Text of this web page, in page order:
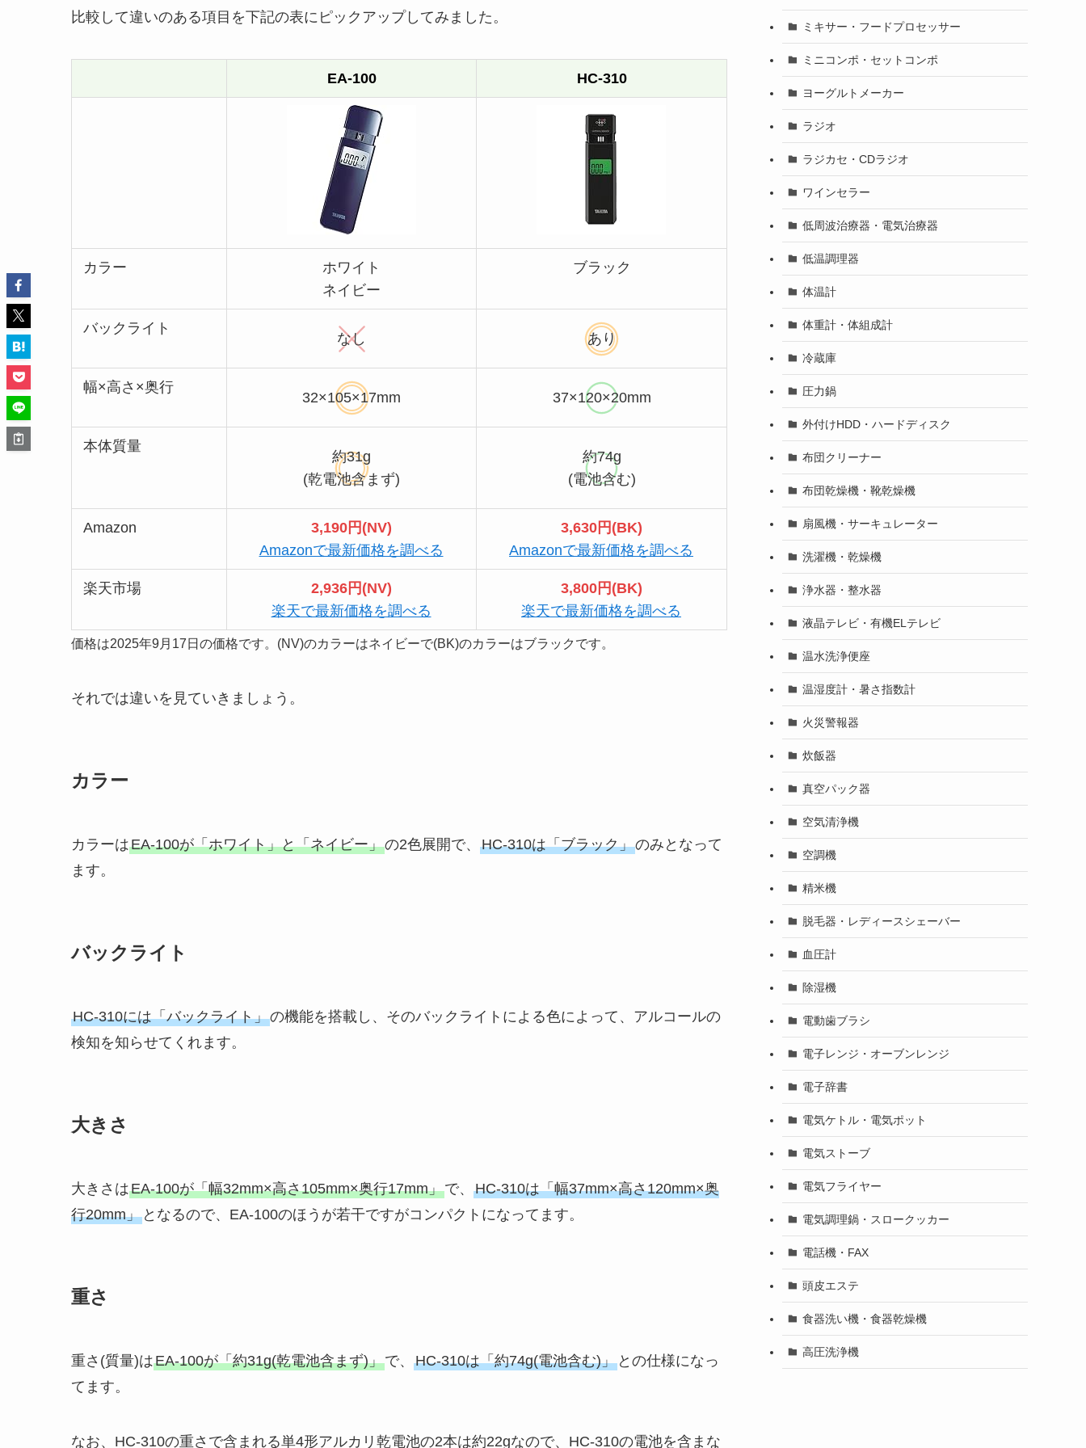
比較して違いのある項目を下記の表にピックアップしてみました。
EA-100 HC-310
カラー
ホワイト
ネイビー
ブラック
バックライト
なし あり
幅×高さ×奥行
32×105×17mm 37×120×20mm
本体質量
約31g
(乾電池含まず)
約74g
(電池含む)
Amazon
3,190円(NV)
Amazonで最新価格を調べる
3,630円(BK)
Amazonで最新価格を調べる
楽天市場
2,936円(NV)
楽天で最新価格を調べる
3,800円(BK)
楽天で最新価格を調べる
価格は2025年9月17日の価格です。(NV)のカラーはネイビーで(BK)のカラーはブラックです。
それでは違いを見ていきましょう。
カラー
カラーはEA-100が「ホワイト」と「ネイビー」の2色展開で、 HC-310は「ブラック」のみとなって
ます。
バックライト
HC-310には「バックライト」の機能を搭載し、そのバックライトによる色によって、アルコールの
検知を知らせてくれます。
大きさ
大きさはEA-100が「幅32mm×高さ105mm×奥行17mm」で、 HC-310は「幅37mm×高さ120mm×奥
行20mm」 となるので、EA-100のほうが若干ですがコンパクトになってます。
重さ
重さ(質量)はEA-100が「約31g(乾電池含まず)」で、 HC-310は「約74g(電池含む)」 との仕様になっ
てます。
なお、HC-310の重さで含まれる単4形アルカリ乾電池の2本は約22gなので、HC-310の電池を含まな
ミキサー・フードプロセッサー
ミニコンポ・セットコンポ
ヨーグルトメーカー
ラジオ
ラジカセ・CDラジオ
ワインセラー
低周波治療器・電気治療器
低温調理器
体温計
体重計・体組成計
冷蔵庫
圧力鍋
外付けHDD・ハードディスク
布団クリーナー
布団乾燥機・靴乾燥機
扇風機・サーキュレーター
洗濯機・乾燥機
浄水器・整水器
液晶テレビ・有機ELテレビ
温水洗浄便座
温湿度計・暑さ指数計
火災警報器
炊飯器
真空パック器
空気清浄機
空調機
精米機
脱毛器・レディースシェーバー
血圧計
除湿機
電動歯ブラシ
電子レンジ・オーブンレンジ
電子辞書
電気ケトル・電気ポット
電気ストーブ
電気フライヤー
電気調理鍋・スロークッカー
電話機・FAX
頭皮エステ
食器洗い機・食器乾燥機
高圧洗浄機